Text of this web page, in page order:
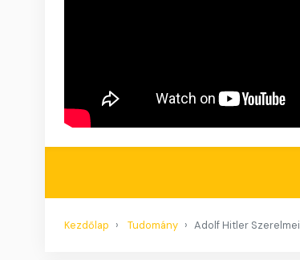
Kezdőlap Tudomány Adolf Hitler Szerelmei